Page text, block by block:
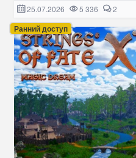
25.07.2026 5 336 2
Ранний доступ